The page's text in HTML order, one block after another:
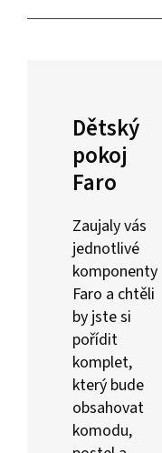
Dětský
pokoj
Faro
Zaujaly vás
jednotlivé
komponenty
Faro a chtěli
by jste si
pořídit
komplet,
který bude
obsahovat
komodu,